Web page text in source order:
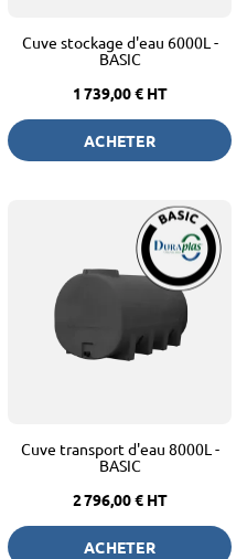
Cuve stockage d'eau 6000L -
BASIC
1 739,00 € HT
ACHETER
Cuve transport d'eau 8000L -
BASIC
2 796,00 € HT
ACHETER